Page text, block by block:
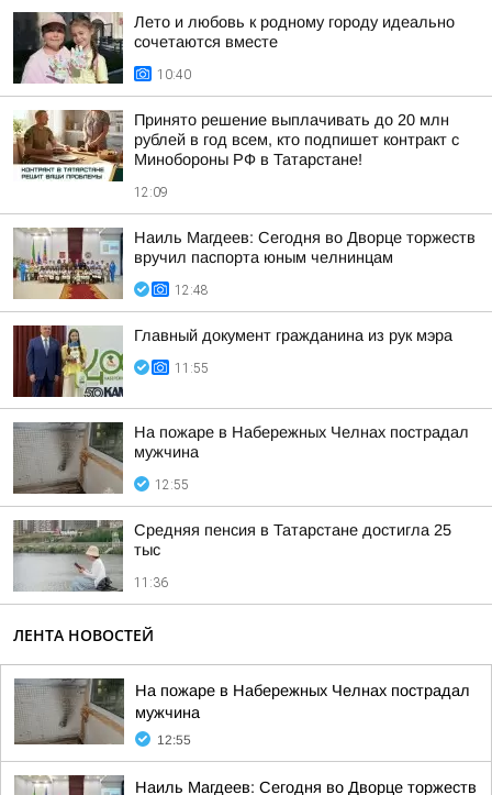
Лето и любовь к родному городу идеально
сочетаются вместе
10:40
Принято решение выплачивать до 20 млн
рублей в год всем, кто подпишет контракт с
Минобороны РФ в Татарстане!
12:09
Наиль Магдеев: Сегодня во Дворце торжеств
вручил паспорта юным челнинцам
12:48
Главный документ гражданина из рук мэра
11:55
На пожаре в Набережных Челнах пострадал
мужчина
12:55
Средняя пенсия в Татарстане достигла 25
тыс
11:36
ЛЕНТА НОВОСТЕЙ
На пожаре в Набережных Челнах пострадал
мужчина
12:55
Наиль Магдеев: Сегодня во Дворце торжеств